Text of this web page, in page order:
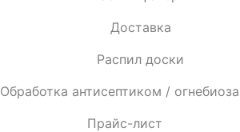
Доставка
Распил доски
Обработка антисептиком /
Прайс-лист